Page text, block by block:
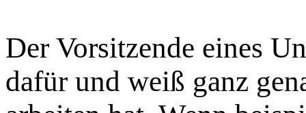
Der Vorsitzende eines
dafür und weiß ganz